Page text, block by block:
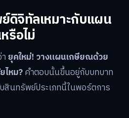
ดิจิทัลเหมาะกับแผน
รือไม่
ยุคใหม่! วางแผนเกษียณด้วย
หม?คำตอบนั้นขึ้นอยู่กับบทบาท
สินทรัพย์ประเภทนี้ในพอร์ตการ